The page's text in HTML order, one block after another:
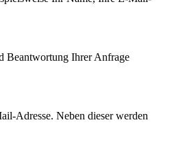
Beantwortung Ihrer Anfrage
Adresse. Neben dieser werden